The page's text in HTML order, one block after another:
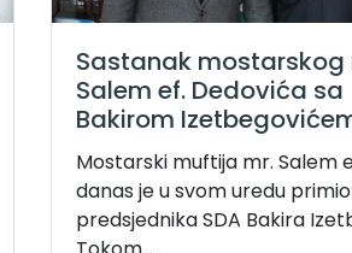
Sastanak
Salem ef. Dedovića sa
Bakirom
Mostarski muftija mr. Salem
danas je u svom uredu primio
predsjednika SDA Bakira